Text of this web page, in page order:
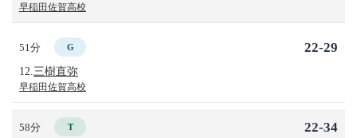
早稲田佐賀高校
51分 G
12. 三樹直弥
早稲田佐賀高校
22-29
58分 T 22-34